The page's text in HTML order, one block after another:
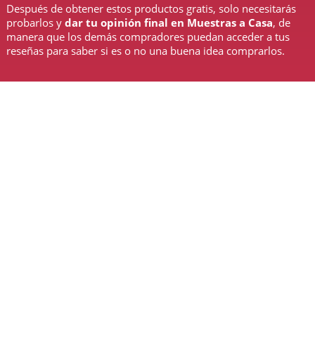
Después de obtener estos productos gratis, solo necesitarás
probarlos y dar tu opinión final en Muestras a Casa, de
manera que los demás compradores puedan acceder a tus
reseñas para saber si es o no una buena idea comprarlos.